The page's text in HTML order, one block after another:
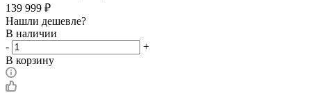
139 999 ₽
Нашли дешевле?
В наличии
-
+
В корзину